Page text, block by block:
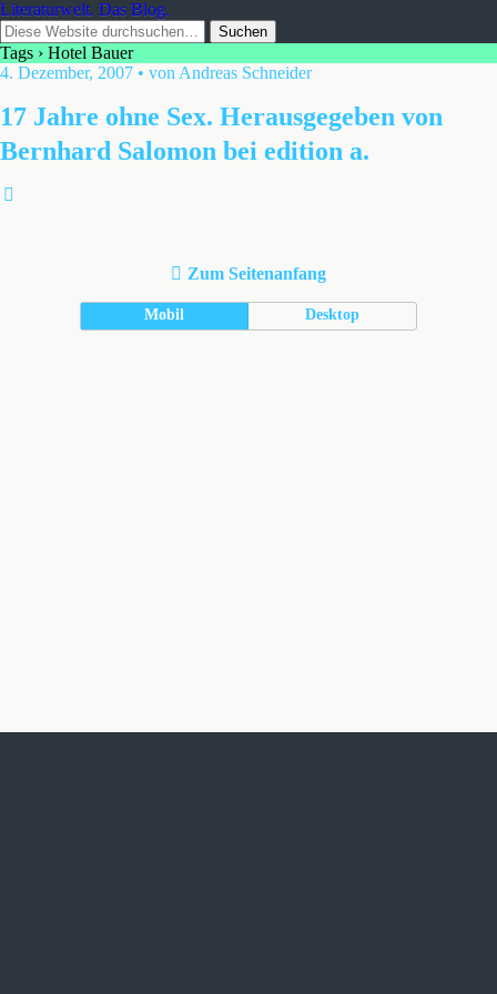
Literaturwelt. Das Blog.
Tags › Hotel Bauer
4. Dezember, 2007 • von Andreas Schneider
17 Jahre ohne Sex. Herausgegeben von
Bernhard Salomon bei edition a.
Zum Seitenanfang
Mobil Desktop